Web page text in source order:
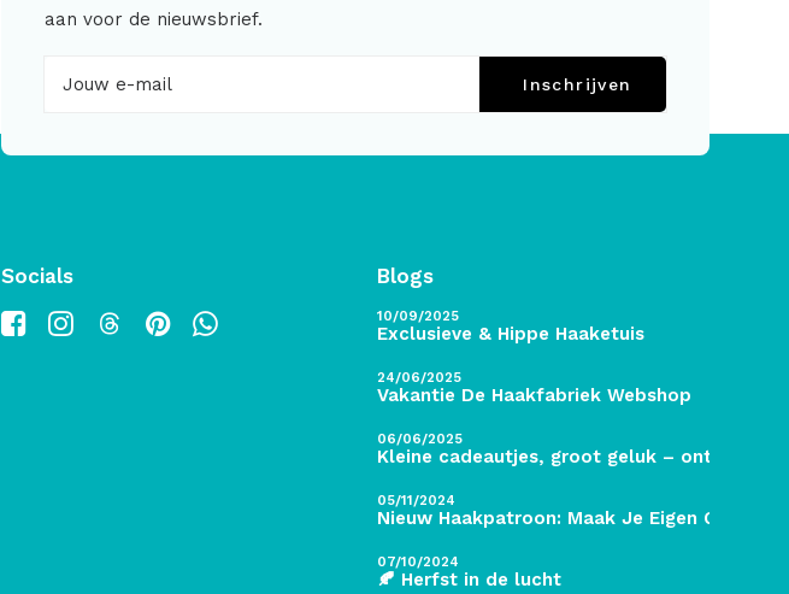
aan voor de nieuwsbrief.
Inschrijven
Socials Blogs
10/09/2025
Exclusieve & Hippe Haaketuis
24/06/2025
Vakantie De Haakfabriek Webshop
06/06/2025
Kleine cadeautjes, groot geluk – ontdek de
05/11/2024
Nieuw Haakpatroon: Maak Je Eigen Gave
07/10/2024
🍂 Herfst in de lucht